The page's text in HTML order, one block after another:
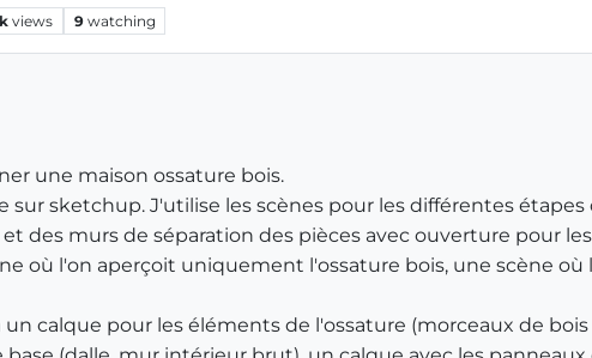
views 9 watching
une maison ossature bois.
sur sketchup. J'utilise les scènes pour les différentes étapes
des murs de séparation des pièces avec ouverture pour
où l'on aperçoit uniquement l'ossature bois, une scène où
un calque pour les éléments de l'ossature (morceaux de